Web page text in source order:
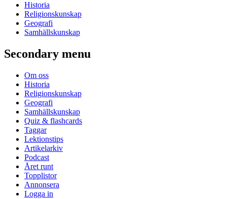
Historia
Religionskunskap
Geografi
Samhällskunskap
Secondary menu
Om oss
Historia
Religionskunskap
Geografi
Samhällskunskap
Quiz & flashcards
Taggar
Lektionstips
Artikelarkiv
Podcast
Året runt
Topplistor
Annonsera
Logga in